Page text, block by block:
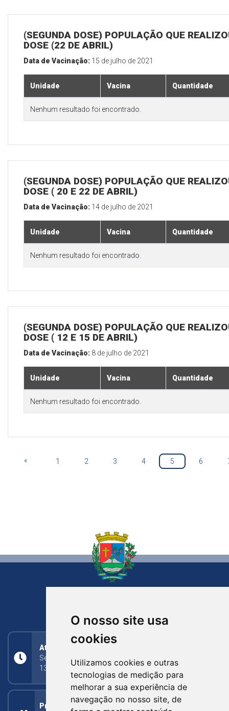
O nosso site usa
cookies
Utilizamos cookies e outras
tecnologias de medição para
melhorar a sua experiência de
navegação no nosso site, de
(SEGUNDA DOSE) POPULAÇÃO QUE
DOSE (22 DE ABRIL)
Data de Vacinação: 15 de julho de 2021
Unidade Vacina Quantidade
Nenhum resultado foi encontrado.
(SEGUNDA DOSE) POPULAÇÃO QUE
DOSE ( 20 E 22 DE ABRIL)
Data de Vacinação: 14 de julho de 2021
Unidade Vacina Quantidade
Nenhum resultado foi encontrado.
(SEGUNDA DOSE) POPULAÇÃO QUE
DOSE ( 12 E 15 DE ABRIL)
Data de Vacinação: 8 de julho de 2021
Unidade Vacina Quantidade
Nenhum resultado foi encontrado.
« 1 2 3 4 5 6
Atendimento
Segunda a Sexta: 8h às 11h30min (manhã);
13h30min às 17h (tarde)
Prefeitura Municipal